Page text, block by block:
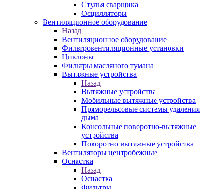
Стулья сварщика
Осцилляторы
Вентиляционное оборудование
Назад
Вентиляционное оборудование
Фильтровентиляционные установки
Циклоны
Фильтры масляного тумана
Вытяжные устройства
Назад
Вытяжные устройства
Мобильные вытяжные устройства
Пряморельсовые системы удаления
дыма
Консольные поворотно-вытяжные
устройства
Поворотно-вытяжные устройства
Вентиляторы центробежные
Оснастка
Назад
Оснастка
Фильтры